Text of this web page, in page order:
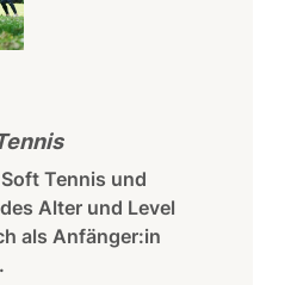
Tennis und
Alter und Level
als Anfänger:in